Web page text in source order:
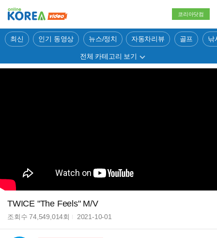
코리아닷컴
최신 인기 동영상 뉴스/정치 자동차리뷰 골프 낚
전체 카테고리 보기
TWICE "The Feels" M/V
조회수74,549,014회 2021-10-01